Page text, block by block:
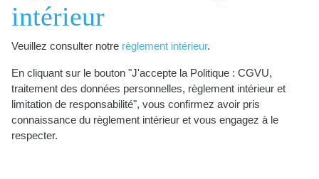
intérieur
Veuillez consulter notre règlement intérieur.
En cliquant sur le bouton "J'accepte la Politique : CGVU,
traitement des données personnelles, règlement intérieur et
limitation de responsabilité", vous confirmez avoir pris
connaissance du règlement intérieur et vous engagez à le
respecter.